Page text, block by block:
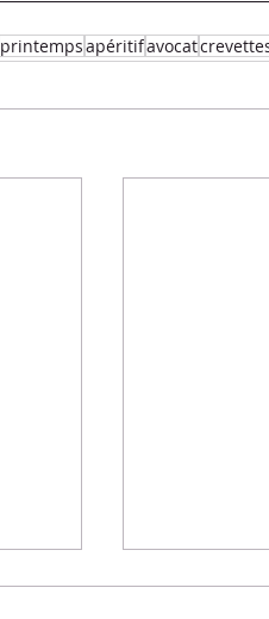
printempsapéritifavocat